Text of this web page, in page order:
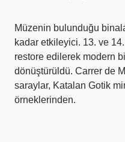
Müzenin bulunduğu
kadar etkileyici. 13. ve
restore edilerek modern
dönüştürüldü. Carrer de
saraylar, Katalan Gotik
örneklerinden.